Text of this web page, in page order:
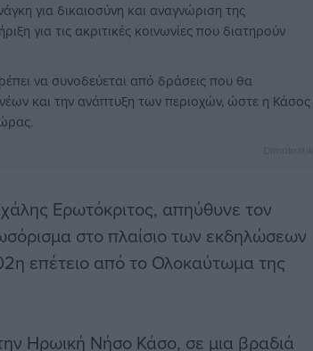
για δικαιοσύνη και αναγνώριση της
για τις ακριτικές κοινωνίες που διατηρούν
να συνοδεύεται από δράσεις που θα
και την ανάπτυξη των περιοχών, ώστε η
Ερωτόκριτος, απηύθυνε τον
στο πλαίσιο των εκδηλώσεων
επέτειο από το Ολοκαύτωμα της
Ηρωική Νήσο Κάσο, σε μια βραδιά